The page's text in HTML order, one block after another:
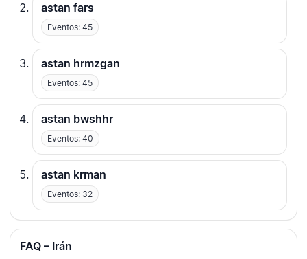
astan fars
Eventos: 45
astan hrmzgan
Eventos: 45
astan bwshhr
Eventos: 40
astan krman
Eventos: 32
FAQ – Irán